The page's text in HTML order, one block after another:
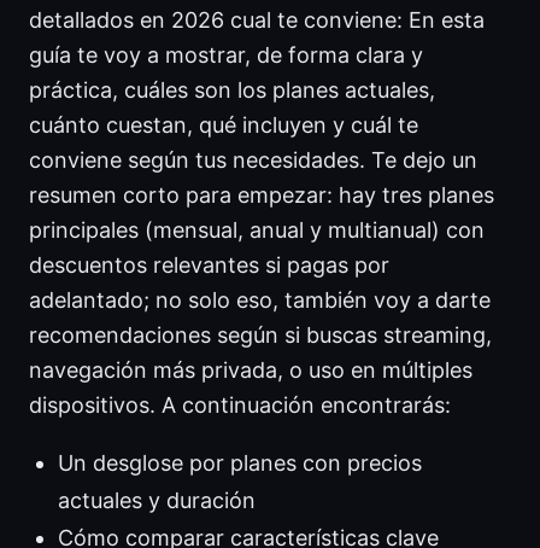
detallados en 2026 cual te conviene: En esta
guía te voy a mostrar, de forma clara y
práctica, cuáles son los planes actuales,
cuánto cuestan, qué incluyen y cuál te
conviene según tus necesidades. Te dejo un
resumen corto para empezar: hay tres planes
principales (mensual, anual y multianual) con
descuentos relevantes si pagas por
adelantado; no solo eso, también voy a darte
recomendaciones según si buscas streaming,
navegación más privada, o uso en múltiples
dispositivos. A continuación encontrarás:
Un desglose por planes con precios
actuales y duración
Cómo comparar características clave